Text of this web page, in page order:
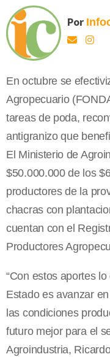
Por
En octubre se
Agropecuario
tareas de poda,
antigranizo que
El Ministerio de
$50.000.000 de los
productores de la
chacras con
cuentan con el
Productores
“Con estos aportes
Estado es avanzar
las condiciones
futuro mejor para el
Agroindustria,